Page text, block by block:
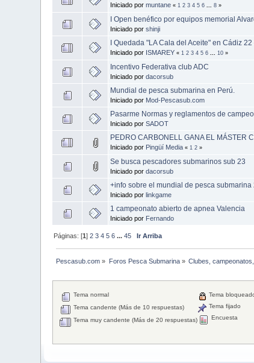
Iniciado pormuntane « 1 2 3 4 5 6 ...8 »
I Open benéfico por equipos memorial
Iniciado porshinji
I Quedada "LA Cala del Aceite" en Cádiz
Iniciado por ISMAREY « 1 2 3 4 5 6 10 »
Incentivo Federativa club ADC
Iniciado pordacorsub
Mundial de pesca submarina en Perú.
Iniciado por Mod-Pescasub.com
Pasarme Normas y reglamentos de
Iniciado porSADOT
PEDRO CARBONELL GANA EL MÁSTER
Iniciado por Pingüí Media « 1 2 »
Se busca pescadores submarinos sub 23
Iniciado pordacorsub
+info sobre el mundial de pesca submarina
Iniciado porlinkgame
1 campeonato abierto de apnea Valencia
Iniciado por Fernando
Páginas: [1]2 3 4 5 6 ...45 Ir Arriba
Pescasub.com » Foros Pesca Submarina» Clubes,
Tema normal
Tema candente (Más de 10 respuestas)
Tema muy candente (Más de 20 respuestas)
Tema
Tema fijado
Encuesta